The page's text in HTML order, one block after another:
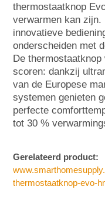
thermostaatknop
verwarmen kan
innovatieve
onderscheiden met
De
scoren: dankzij
van de Europese
systemen genieten
perfecte
tot 30 %
Gerelateerd product:
thermostaatknop-evo-